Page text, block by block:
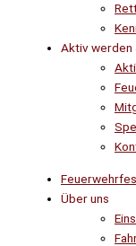
Aktiv werden
Über uns